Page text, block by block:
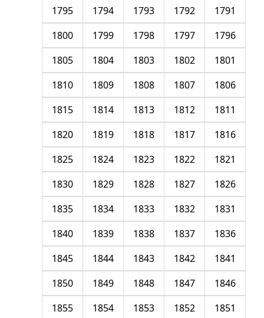
1791
1792
1793
1794
1795
1796
1797
1798
1799
1800
1801
1802
1803
1804
1805
1806
1807
1808
1809
1810
1811
1812
1813
1814
1815
1816
1817
1818
1819
1820
1821
1822
1823
1824
1825
1826
1827
1828
1829
1830
1831
1832
1833
1834
1835
1836
1837
1838
1839
1840
1841
1842
1843
1844
1845
1846
1847
1848
1849
1850
1851
1852
1853
1854
1855